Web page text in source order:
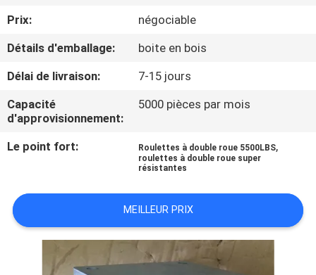
VISITE
D'USINE
CONTRÔLE
DE
QUALITÉ
CONTACTEZ-
NOUS
DEMANDEZ
Prix:
négociable
Détails d'emballage:
boite en bois
Délai de livraison:
7-15 jours
Capacité
d'approvisionnement:
5000 pièces par mois
Le point fort: Roulettes à double roue 5500LBS,
roulettes à double roue super
résistantes
MEILLEUR PRIX